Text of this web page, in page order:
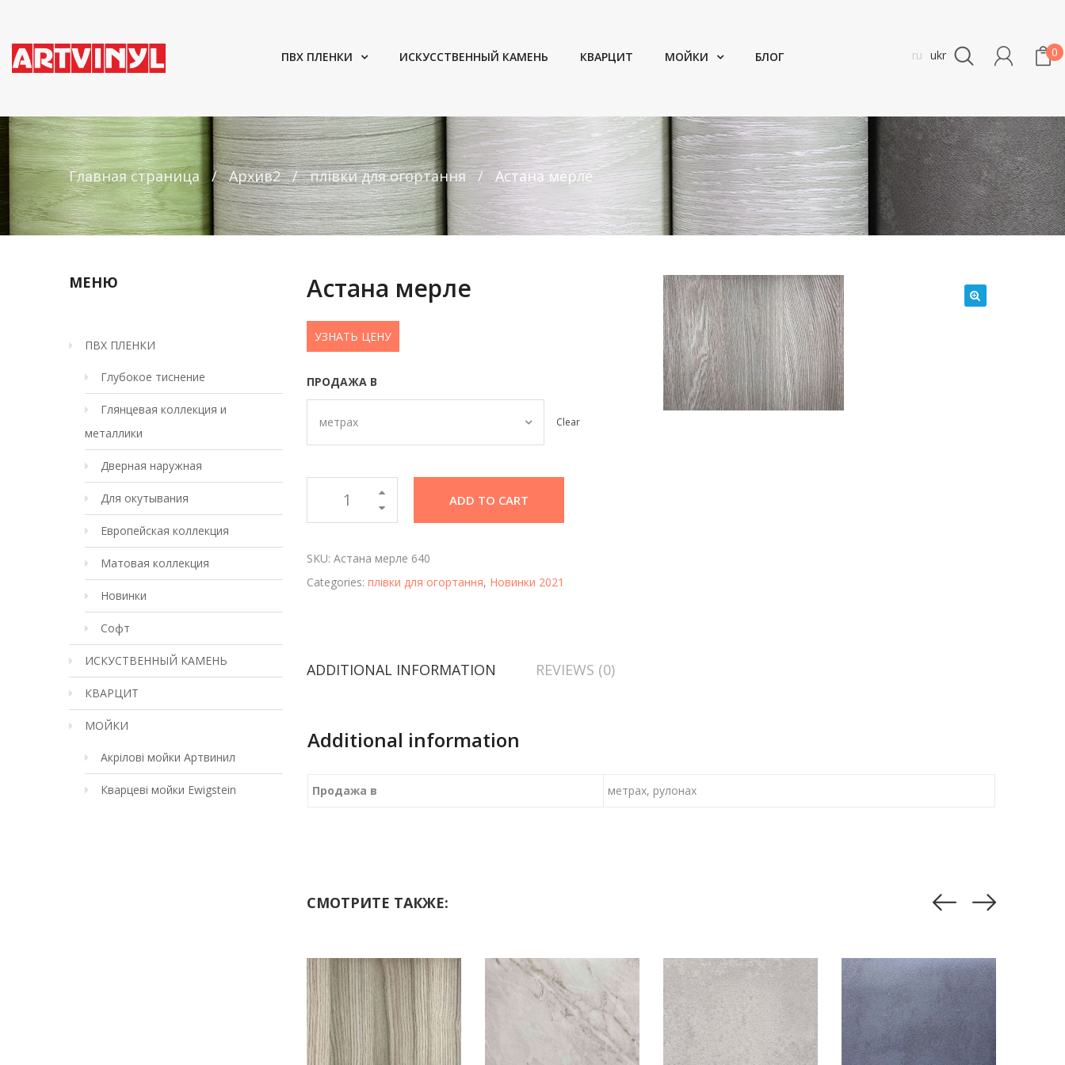
ПВХ ПЛЕНКИ ИСКУССТВЕННЫЙ КАМЕНЬ КВАРЦИТ МОЙКИ БЛОГ 0
ru ukr
Главная страница Архив2 плівки для огортання Астана мерле
Астана мерле
УЗНАТЬ ЦЕНУ
ПРОДАЖА В
метрах Clear
ADD TO CART
SKU: Астана мерле 640
Categories: плівки для огортання, Новинки 2021
ADDITIONAL INFORMATION REVIEWS (0)
Additional information
Продажа в метрах, рулонах
СМОТРИТЕ ТАКЖЕ:
МЕНЮ
ПВХ ПЛЕНКИ
Глубокое тиснение
Глянцевая коллекция и
металлики
Дверная наружная
Для окутывания
Европейская коллекция
Матовая коллекция
Новинки
Софт
ИСКУСТВЕННЫЙ КАМЕНЬ
КВАРЦИТ
МОЙКИ
Акрілові мойки Артвинил
Кварцеві мойки Ewigstein